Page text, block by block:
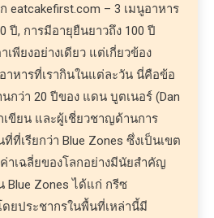
eatcakefirst.com – 3 เมนูอาหาร
ปี, การมีอายุยืนยาวถึง 100 ปี
เพียงอย่างเดียว แต่เกี่ยวข้อง
าหารที่เรากินในแต่ละวัน นี่คือข้อ
กว่า 20 ปีของ แดน บูตเนอร์ (Dan
เขียน และผู้เชี่ยวชาญด้านการ
ที่เรียกว่า Blue Zones ซึ่งเป็นเขต
าเฉลี่ยของโลกอย่างมีนัยสำคัญ
Blue Zones ได้แก่ กรีซ
ยประชากรในพื้นที่เหล่านี้มี